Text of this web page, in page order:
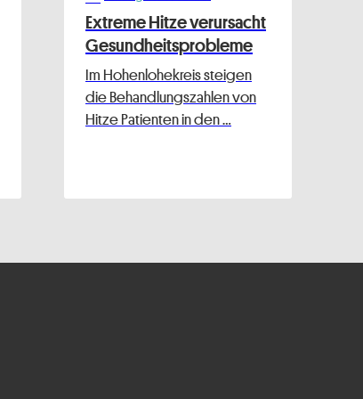
Extreme Hitze verursacht
Gesundheitsprobleme
Im Hohenlohekreis steigen
die Behandlungszahlen von
Hitze Patienten in den …